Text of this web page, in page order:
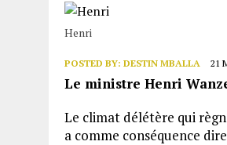
Henri
POSTED BY: DESTIN MBALLA 21
Le ministre Henri
Le climat délétère qui
a comme conséquence